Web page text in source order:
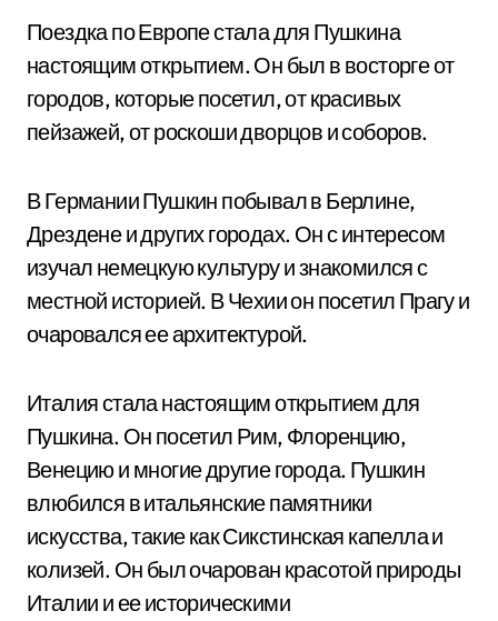
Поездка по Европе стала для Пушкина
настоящим открытием. Он был в восторге от
городов, которые посетил, от красивых
пейзажей, от роскоши дворцов и соборов.
В Германии Пушкин побывал в Берлине,
Дрездене и других городах. Он с интересом
изучал немецкую культуру и знакомился с
местной историей. В Чехии он посетил Прагу и
очаровался ее архитектурой.
Италия стала настоящим открытием для
Пушкина. Он посетил Рим, Флоренцию,
Венецию и многие другие города. Пушкин
влюбился в итальянские памятники
искусства, такие как Сикстинская капелла и
колизей. Он был очарован красотой природы
Италии и ее историческими